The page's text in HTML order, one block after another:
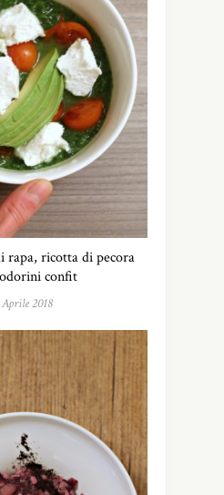
rapa, ricotta di pecora
confit
2018